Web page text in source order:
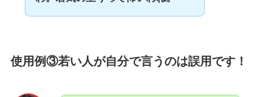
使用例③若い人が自分で言うのは誤用です！